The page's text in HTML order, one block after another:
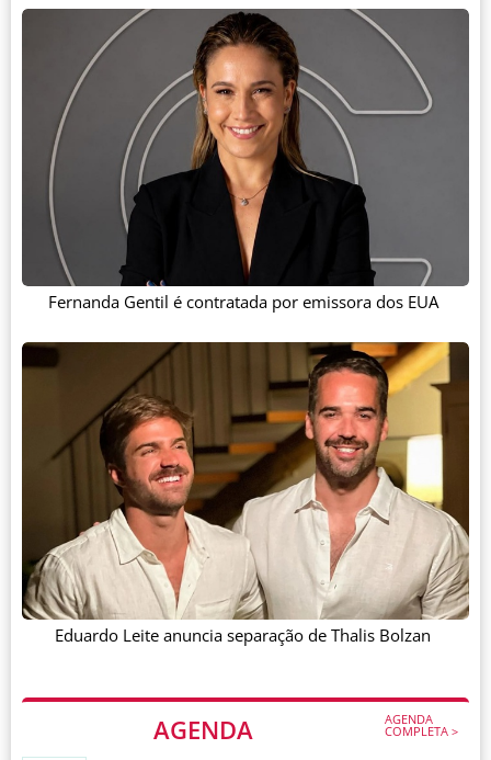
AGENDA AGENDA
COMPLETA >
Fernanda Gentil é contratada por emissora dos EUA
Eduardo Leite anuncia separação de Thalis Bolzan